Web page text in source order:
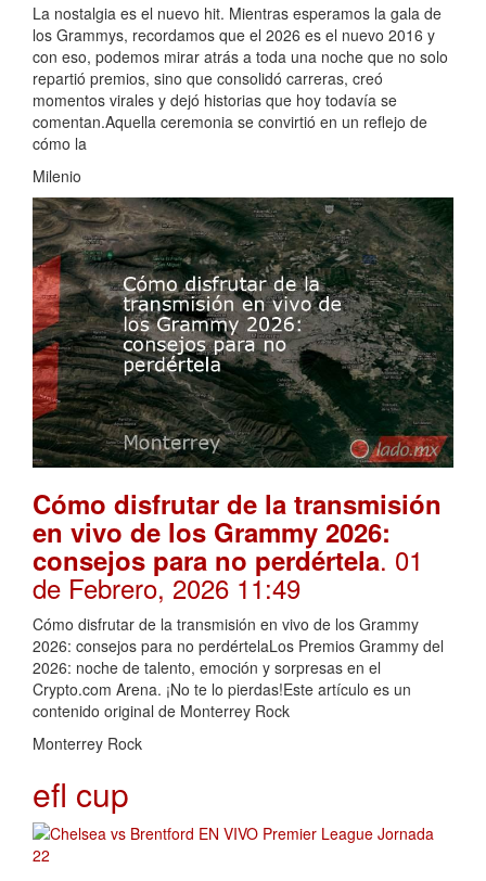
La nostalgia es el nuevo hit. Mientras esperamos la gala de
los Grammys, recordamos que el 2026 es el nuevo 2016 y
con eso, podemos mirar atrás a toda una noche que no solo
repartió premios, sino que consolidó carreras, creó
momentos virales y dejó historias que hoy todavía se
comentan.Aquella ceremonia se convirtió en un reflejo de
cómo la
Milenio
Cómo disfrutar de la transmisión
en vivo de los Grammy 2026:
consejos para no perdértela. 01
de Febrero, 2026 11:49
Cómo disfrutar de la transmisión en vivo de los Grammy
2026: consejos para no perdértelaLos Premios Grammy del
2026: noche de talento, emoción y sorpresas en el
Crypto.com Arena. ¡No te lo pierdas!Este artículo es un
contenido original de Monterrey Rock
Monterrey Rock
efl cup